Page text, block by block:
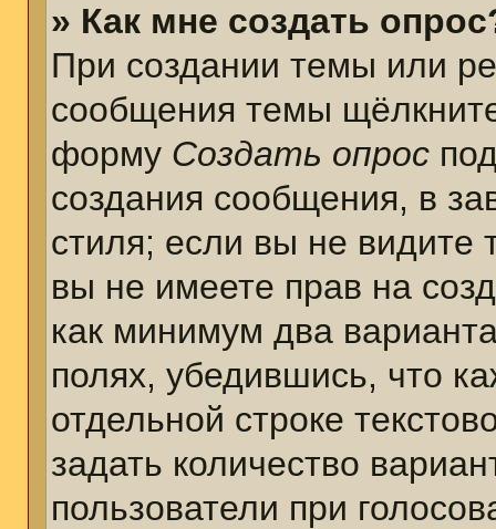
» Как мне создать
При создании темы или
сообщения темы
форму Создать опрос
создания сообщения, в
стиля; если вы не видите
вы не имеете прав на
как минимум два
полях, убедившись, что
отдельной строке
задать количество
пользователи при